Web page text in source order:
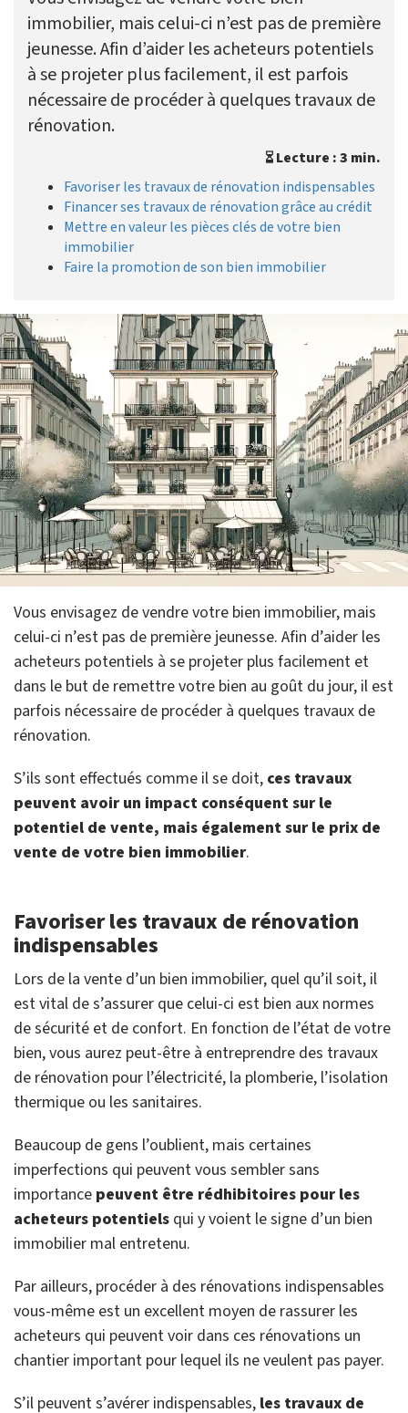
immobilier, mais celui-ci n’est pas de première
jeunesse. Afin d’aider les acheteurs potentiels
à se projeter plus facilement, il est parfois
nécessaire de procéder à quelques travaux de
rénovation.
Lecture : 3 min.
Favoriser les travaux de rénovation indispensables
Financer ses travaux de rénovation grâce au crédit
Mettre en valeur les pièces clés de votre bien
immobilier
Faire la promotion de son bien immobilier
Vous envisagez de vendre votre bien immobilier, mais
celui-ci n’est pas de première jeunesse. Afin d’aider les
acheteurs potentiels à se projeter plus facilement et
dans le but de remettre votre bien au goût du jour, il est
parfois nécessaire de procéder à quelques travaux de
rénovation.
S’ils sont effectués comme il se doit, ces travaux
peuvent avoir un impact conséquent sur le
potentiel de vente, mais également sur le prix de
vente de votre bien immobilier.
Favoriser les travaux de rénovation
indispensables
Lors de la vente d’un bien immobilier, quel qu’il soit, il
est vital de s’assurer que celui-ci est bien aux normes
de sécurité et de confort. En fonction de l’état de votre
bien, vous aurez peut-être à entreprendre des travaux
de rénovation pour l’électricité, la plomberie, l’isolation
thermique ou les sanitaires.
Beaucoup de gens l’oublient, mais certaines
imperfections qui peuvent vous sembler sans
importance peuvent être rédhibitoires pour les
acheteurs potentiels qui y voient le signe d’un bien
immobilier mal entretenu.
Par ailleurs, procéder à des rénovations indispensables
vous-même est un excellent moyen de rassurer les
acheteurs qui peuvent voir dans ces rénovations un
chantier important pour lequel ils ne veulent pas payer.
S’il peuvent s’avérer indispensables, les travaux de